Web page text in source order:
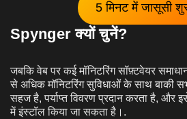
5 मिनट में जासूसी
Spynger क्यों चुनें?
जबकि वेब पर कई मॉनिटरिंग सॉफ़्टवेयर
से अधिक मॉनिटरिंग सुविधाओं के साथ बाकी
सहज है, पर्याप्त विवरण प्रदान करता है, और
में इंस्टॉल किया जा सकता है।.